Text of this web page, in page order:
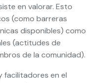
en valorar. Esto
(como barreras
disponibles) como
(actitudes de
de la comunidad).
facilitadores en el